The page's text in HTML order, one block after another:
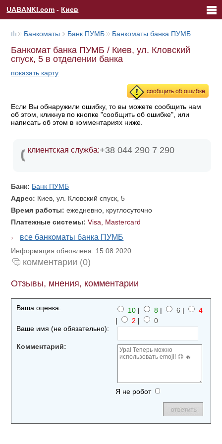
UABANKI.com - Киев
Банкоматы Банк ПУМБ Банкоматы банка ПУМБ
Банкомат банка ПУМБ / Киев, ул. Кловский
спуск, 5 в отделении банка
показать карту
Если Вы обнаружили ошибку, то вы можете сообщить нам
об этом, кликнув по кнопке "сообщить об ошибке", или
написать об этом в комментариях ниже.
клиентская служба:+38 044 290 7 290
Банк: Банк ПУМБ
Адрес: Киев, ул. Кловский спуск, 5
Время работы:ежедневно, круглосуточно
Платежные системы:Visa, Mastercard
все банкоматы банка ПУМБ
Информация обновлена: 15.08.2020
комментарии (0)
Отзывы, мнения, комментарии
Ваша оценка: 10 | 8 | 6 |
4
|
2 |
0
Ваше имя (не обязательно):
Комментарий:
Я не робот